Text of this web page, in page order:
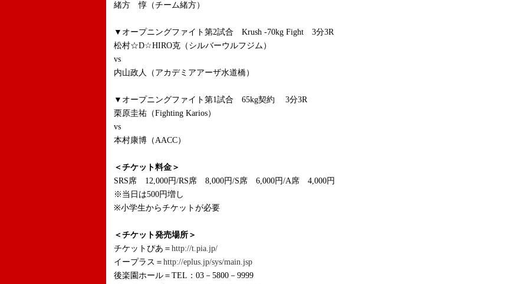
緒方 惇（チーム緒方）
▼オープニングファイト第2試合 Krush -70kg Fight 3分3R
松村☆D☆HIRO克（シルバーウルフジム）
vs
内山政人（アカデミアアーザ水道橋）
▼オープニングファイト第1試合 65kg契約 3分3R
栗原圭祐（Fighting Karios）
vs
本村康博（AACC）
＜チケット料金＞
SRS席 12,000円/RS席 8,000円/S席 6,000円/A席 4,000円
※当日は500円増し
※小学生からチケットが必要
＜チケット発売場所＞
チケットぴあ＝ http://t.pia.jp/
イープラス＝ http://eplus.jp/sys/main.jsp
後楽園ホール＝TEL：03－5800－9999